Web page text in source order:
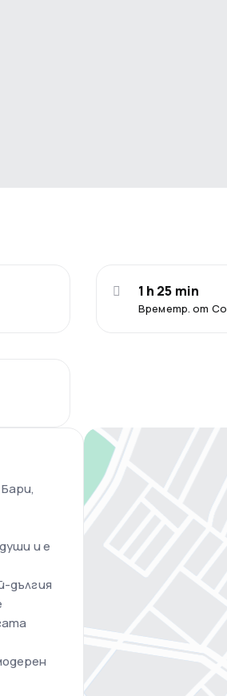
Времетр. от
1 h 25 min
и е
дългия